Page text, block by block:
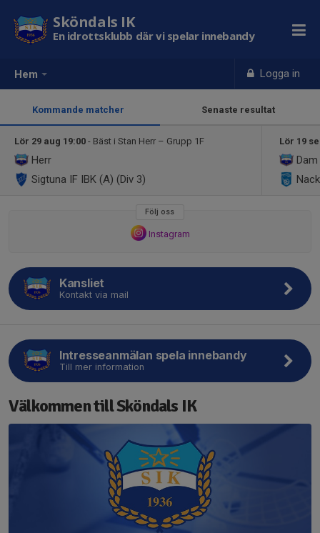
Hem Logga in
Sköndals IK
En idrottsklubb där vi spelar innebandy
Kommande matcher Senaste resultat
Lör 29 aug 19:00 - Bäst i Stan Herr – Grupp 1F
Herr
Sigtuna IF IBK (A) (Div 3)
Lör 19
Dam
Följ oss
Instagram
Kansliet
Kontakt via mail
Intresseanmälan spela innebandy
Till mer information
Välkommen till Sköndals IK